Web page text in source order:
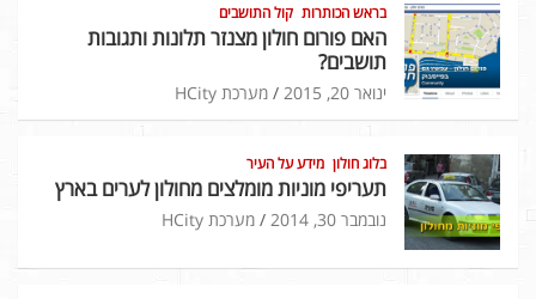
בראש הכותרות קול התושבים
האם פורום חולון מצנזר תלונות ותגובות
תושבים?
ינואר 20, 2015 מערכת HCity
בלוג חולון מידע על העיר
תעריפי מוניות מומלצים מחולון לערים בארץ
נובמבר 30, 2014 מערכת HCity